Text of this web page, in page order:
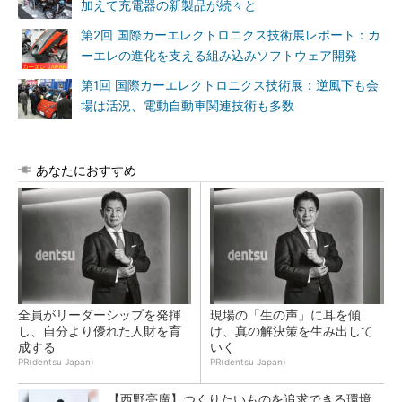
加えて充電器の新製品が続々と
第2回 国際カーエレクトロニクス技術展レポート：カ
ーエレの進化を支える組み込みソフトウェア開発
第1回 国際カーエレクトロニクス技術展：逆風下も会
場は活況、電動自動車関連技術も多数
あなたにおすすめ
全員がリーダーシップを発揮
し、自分より優れた人財を育
成する
PR(dentsu Japan)
現場の「生の声」に耳を傾
け、真の解決策を生み出して
いく
PR(dentsu Japan)
【西野亮廣】つくりたいものを追求できる環境